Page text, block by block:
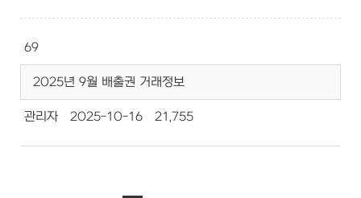
69
2025년 9월 배출권 거래정보
관리자 2025-10-16 21,755